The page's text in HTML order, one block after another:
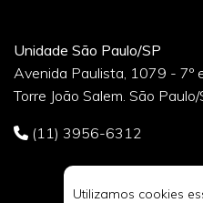
Unidade São Paulo/SP
Avenida Paulista, 1079 - 7º
Torre João Salem. São
(11) 3956-6312
Utilizamos cookies